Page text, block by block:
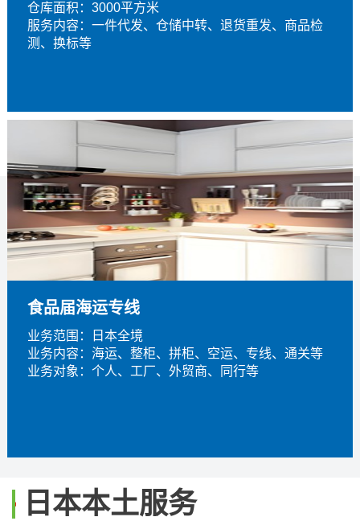
仓库面积：3000平方米
服务内容：一件代发、仓储中转、退货重发、商品检
测、换标等
食品届海运专线
业务范围：日本全境
业务内容：海运、整柜、拼柜、空运、专线、通关等
业务对象：个人、工厂、外贸商、同行等
日本本土服务